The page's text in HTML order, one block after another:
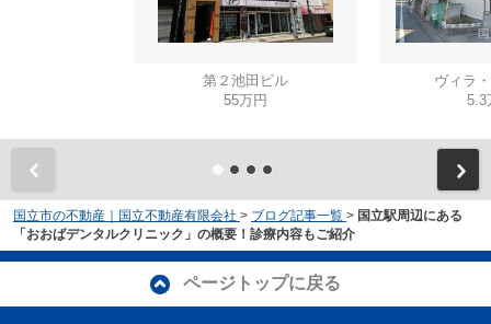
第２池田ビル
55万円
ヴィラ
5.3
国立市の不動産｜国立不動産有限会社 > ブログ記事一覧 > 国立駅周辺にある
「おおばデンタルクリニック」の概要！診療内容もご紹介
ページトップに戻る